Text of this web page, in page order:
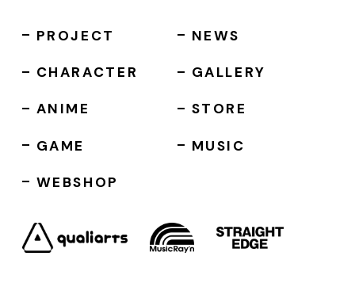
PROJECT
CHARACTER
ANIME
GAME
WEBSHOP
NEWS
GALLERY
STORE
MUSIC